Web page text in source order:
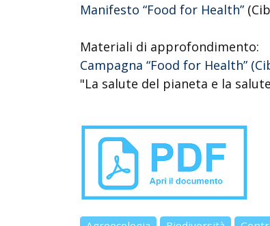
Manifesto “Food for Health”
Materiali di approfondimento:
Campagna “Food for Health”
"La salute del pianeta e la